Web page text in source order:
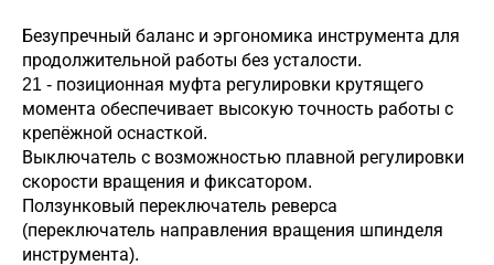
Безупречный баланс и эргономика инструмента для
продолжительной работы без усталости.
21 - позиционная муфта регулировки крутящего
момента обеспечивает высокую точность работы с
крепёжной оснасткой.
Выключатель с возможностью плавной регулировки
скорости вращения и фиксатором.
Ползунковый переключатель реверса
(переключатель направления вращения шпинделя
инструмента).